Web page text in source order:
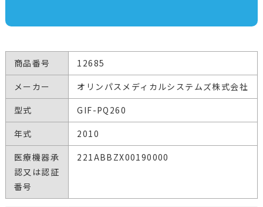
商品番号
12685
メーカー
オリンパスメディカルシステムズ株式会社
型式
GIF-PQ260
年式
2010
医療機器承
認又は認証
番号
221ABBZX00190000